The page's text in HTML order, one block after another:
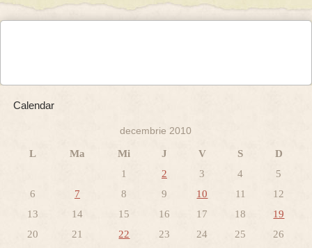
Calendar
decembrie 2010
L Ma Mi J V S
D
1
2 3 4
5
6
7 8 9 10 11
12
13
14 15 16 17 18
19
20
21 22 23 24 25
26